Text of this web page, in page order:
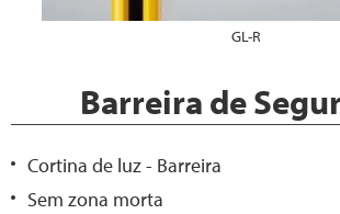
GL-R
Barreira de
Cortina de luz - Barreira
Sem zona morta